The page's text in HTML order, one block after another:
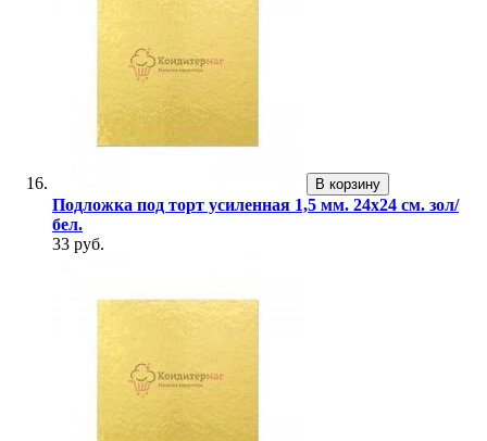
В корзину
Подложка под торт усиленная 1,5 мм. 24х24 см. зол/
бел.
33 руб.